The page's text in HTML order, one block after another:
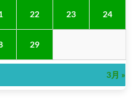
22 23 24
29
3月 »